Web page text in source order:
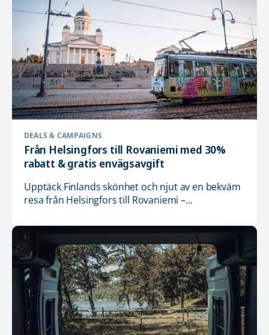
DEALS & CAMPAIGNS
Från Helsingfors till Rovaniemi med 30%
rabatt & gratis envägsavgift
Upptäck Finlands skönhet och njut av en bekväm
resa från Helsingfors till Rovaniemi –...